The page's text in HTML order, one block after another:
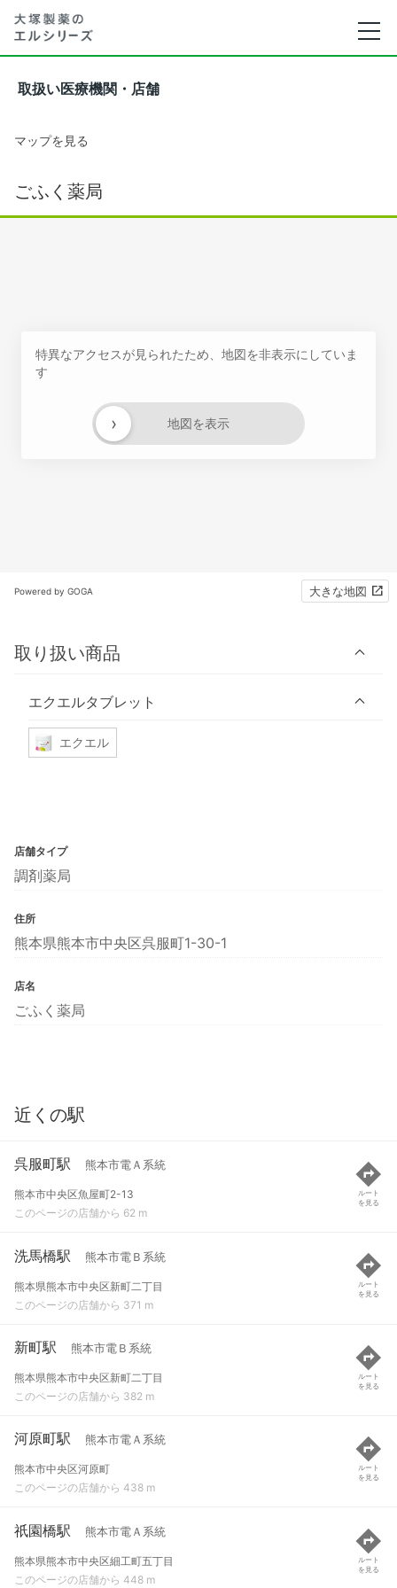
取扱い医療機関・店舗
マップを見る
ごふく薬局
特異なアクセスが見られたため、地図を非表示にしていま
す
地図を表示
›
Powered by GOGA 大きな地図
取り扱い商品
エクエルタブレット
エクエル
店舗タイプ
調剤薬局
住所
熊本県熊本市中央区呉服町1-30-1
店名
ごふく薬局
近くの駅
呉服町駅 熊本市電Ａ系統
熊本市中央区魚屋町2-13
このページの店舗から 62 m
ルート
を見る
洗馬橋駅 熊本市電Ｂ系統
熊本県熊本市中央区新町二丁目
このページの店舗から 371 m
ルート
を見る
新町駅 熊本市電Ｂ系統
熊本県熊本市中央区新町二丁目
このページの店舗から 382 m
ルート
を見る
河原町駅 熊本市電Ａ系統
熊本市中央区河原町
このページの店舗から 438 m
ルート
を見る
祇園橋駅 熊本市電Ａ系統
熊本県熊本市中央区細工町五丁目
このページの店舗から 448 m
ルート
を見る